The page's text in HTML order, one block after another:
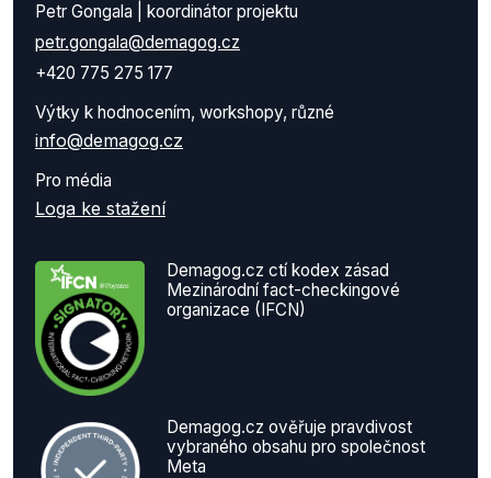
Petr Gongala | koordinátor projektu
petr.gongala@demagog.cz
+420 775 275 177
Výtky k hodnocením, workshopy, různé
info@demagog.cz
Pro média
Loga ke stažení
Demagog.cz ctí kodex zásad
Mezinárodní fact-checkingové
organizace (IFCN)
Demagog.cz ověřuje pravdivost
vybraného obsahu pro společnost
Meta